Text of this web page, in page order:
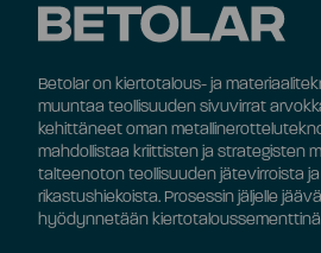
Betolar on kiertotalous- ja
muuntaa teollisuuden sivuvirrat
kehittäneet oman
mahdollistaa kriittisten ja strategisten
talteenoton teollisuuden jätevirroista
rikastushiekoista. Prosessin jäljelle
hyödynnetään